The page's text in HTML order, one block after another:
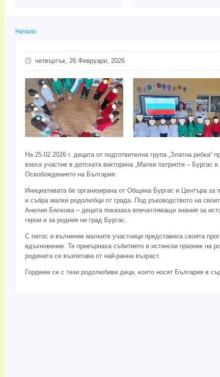
Начало
четвъртък, 26 Февруари, 2026
На 25.02.2026 г. децата от подготвителна група „Златна рибка“
взеха участие в детската викторина „Малки патриоти – Бургас
Освобождението на България.
Инициативата бе организирана от Община Бургас и Центъра за
и събра малки родолюбци от града. Под ръководството на
Анелия Бялкова – децата показаха впечатляващи знания за
герои и за родния ни град Бургас.
С патос и вълнение малките участници представиха своята
вдъхновение. Те превърнаха събитието в истински празник на
родината се възпитава от най-ранна възраст.
Гордеем се с тези родолюбиви деца, които носят България в